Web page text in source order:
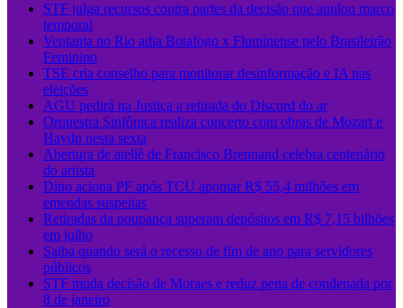
STF julga recursos contra partes da decisão que anulou marco
temporal
Ventania no Rio adia Botafogo x Fluminense pelo Brasileirão
Feminino
TSE cria conselho para monitorar desinformação e IA nas
eleições
AGU pedirá na Justiça a retirada do Discord do ar
Orquestra Sinfônica realiza concerto com obras de Mozart e
Haydn nesta sexta
Abertura de ateliê de Francisco Brennand celebra centenário
do artista
Dino aciona PF após TCU apontar R$ 55,4 milhões em
emendas suspeitas
Retiradas da poupança superam depósitos em R$ 7,15 bilhões
em julho
Saiba quando será o recesso de fim de ano para servidores
públicos
STF muda decisão de Moraes e reduz pena de condenada por
8 de janeiro